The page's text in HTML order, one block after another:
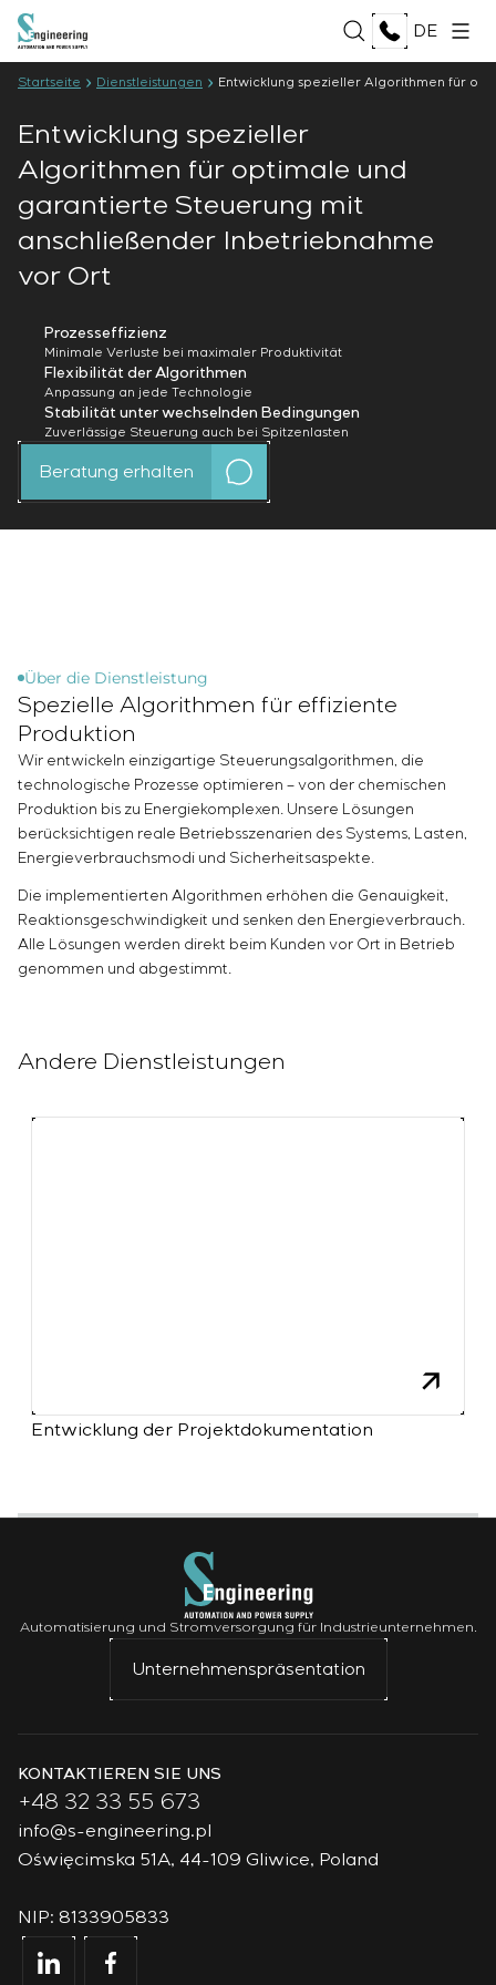
DE
ÜBER UNS
Über das Unternehmen
Geschichte
Produktionskomplex
Dokumente
Partnerschaft
Nachrichten
LEISTUNGEN
ALLE LEISTUNGEN
Entwicklung der Projektdokumentation
Prüfungen und Qualitätskontrolle des
Elektrotechnischen Labors
Produktion und Lieferung von Ausrüstung an den
Kunden
Montage von Ausrüstung
Inbetriebnahmearbeiten
anschließender Zertifizierung von
Schaltschrankanlagen mit besonderen
Anforderungen an Zuverlässigkeit, Qualität und
Betriebsbedingungen
Entwicklung mathematischer Modelle von
Steuerungsobjekten
Entwicklung spezieller Algorithmen für optimale
und garantierte Steuerung mit anschließender
Inbetriebnahme vor Ort
Entwicklung von Steuerungssystemen mit nicht
standardmäßiger Kaskaden- und mehrstufiger
Struktur mit statischen und adaptiven
LÖSUNGEN
Öl und Gas
Lebensmittelindustrie
Energiebranche
Zellstoff- und Papierindustrie
Schwermaschinenbau
Hochbau
Infrastruktur
Chemische Industrie
TECHNOLOGIEN
ALLE TECHNOLOGIEN
Oberon
Selam
Senumac
PROJEKTE
KARRIERE
KONTAKTE
Startseite Dienstleistungen Entwicklung spezieller Algorithmen für
Entwicklung spezieller
Algorithmen für optimale und
garantierte Steuerung mit
anschließender Inbetriebnahme
vor Ort
Prozesseffizienz
Minimale Verluste bei maximaler Produktivität
Flexibilität der Algorithmen
Anpassung an jede Technologie
Stabilität unter wechselnden Bedingungen
Zuverlässige Steuerung auch bei Spitzenlasten
Beratung erhalten
Über die Dienstleistung
Spezielle Algorithmen für effiziente
Produktion
Wir entwickeln einzigartige Steuerungsalgorithmen, die
technologische Prozesse optimieren – von der chemischen
Produktion bis zu Energiekomplexen. Unsere Lösungen
berücksichtigen reale Betriebsszenarien des Systems, Lasten,
Energieverbrauchsmodi und Sicherheitsaspekte.
Die implementierten Algorithmen erhöhen die Genauigkeit,
Reaktionsgeschwindigkeit und senken den Energieverbrauch.
Alle Lösungen werden direkt beim Kunden vor Ort in Betrieb
genommen und abgestimmt.
Andere Dienstleistungen
Entwicklung der Projektdokumentation
Automatisierung und Stromversorgung für Industrieunternehmen.
Unternehmenspräsentation
KONTAKTIEREN SIE UNS
+48 32 33 55 673
info@s-engineering.pl
Oświęcimska 51A, 44-109 Gliwice, Poland
NIP: 8133905833